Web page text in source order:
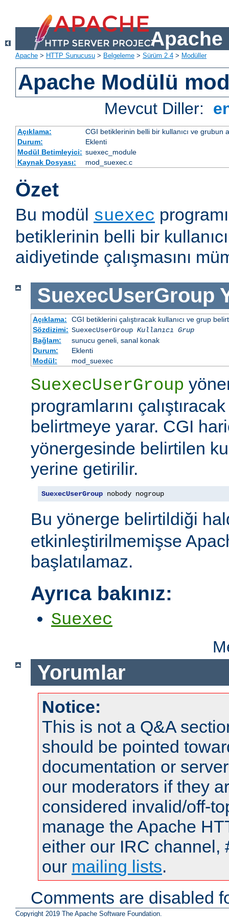
Apache
Apache > HTTP Sunucusu > Belgeleme > Sürüm 2.4 > Modüller
Apache Modülü
Mevcut Diller:
Açıklama:
CGI betiklerinin belli bir kullanıcı ve grubun
Durum:
Eklenti
Modül Betimleyici: suexec_module
Kaynak Dosyası:
mod_suexec.c
Özet
Bu modül suexec
betiklerinin belli bir
aidiyetinde çalışmasını
SuexecUserGroup
Açıklama:
CGI betiklerini çalıştıracak kullanıcı ve grup
Sözdizimi: SuexecUserGroup Kullanıcı Grup
Bağlam:
sunucu geneli, sanal konak
Durum:
Eklenti
Modül:
mod_suexec
SuexecUserGroup
programlarını
belirtmeye yarar. CGI
yönergesinde belirtilen
yerine getirilir.
SuexecUserGroup nobody nogroup
Bu yönerge belirtildiği
etkinleştirilmemişse
başlatılamaz.
Ayrıca bakınız:
Suexec
Yorumlar
Notice:
This is not a Q&A
should be pointed
documentation or
our moderators if they
considered invalid/off-
manage the Apache
either our IRC channel,
our mailing lists.
Comments are disabled
Copyright 2019 The Apache Software Foundation.